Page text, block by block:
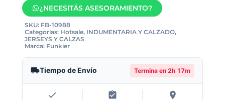
¿NECESITÁS ASESORAMIENTO?
SKU: FB-10988
Categorías: Hotsale, INDUMENTARIA Y CALZADO,
JERSEYS Y CALZAS
Marca: Funkier
Tiempo de Envío Termina en 2h 17m